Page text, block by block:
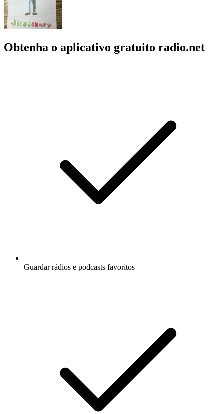
Obtenha o aplicativo gratuito radio.net
Guardar rádios e podcasts favoritos